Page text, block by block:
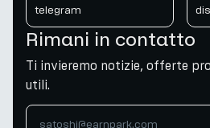
telegram
Rimani in contatto
Ti invieremo notizie, offerte
utili.